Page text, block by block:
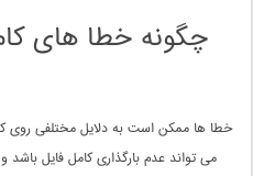
چگونه خطا های
خطا ها ممکن است به دلایل مختلفی روی
می تواند عدم بارگذاری کامل فایل